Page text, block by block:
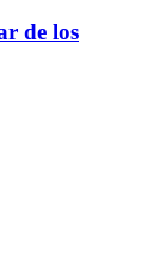
de los